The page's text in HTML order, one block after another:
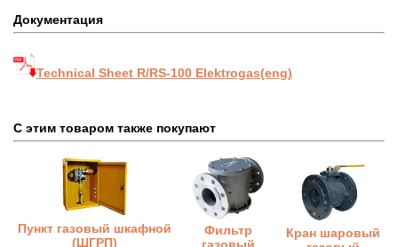
Документация
Technical Sheet R/RS-100 Elektrogas(eng)
С этим товаром также покупают
Пункт газовый шкафной
(ШГРП)
Фильтр
Кран шаровый